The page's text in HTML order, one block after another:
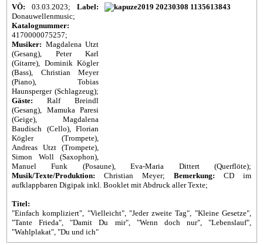
VÖ: 03.03.2023; Label:
Donauwellenmusic;
Katalognummer:
4170000075257;
Musiker: Magdalena Utzt
(Gesang), Peter Karl
(Gitarre), Dominik Kögler
(Bass), Christian Meyer
(Piano), Tobias
Haunsperger (Schlagzeug);
Gäste: Ralf Breindl
(Gesang), Mamuka Paresi
(Geige), Magdalena
Baudisch (Cello), Florian
Kögler (Trompete),
Andreas Utzt (Trompete),
Simon Woll (Saxophon),
Manuel Funk (Posaune), Eva-Maria Dittert (Querflöte);
Musik/Texte/Produktion: Christian Meyer; Bemerkung: CD im
aufklappbaren Digipak inkl. Booklet mit Abdruck aller Texte;
Titel:
"Einfach kompliziert", "Vielleicht", "Jeder zweite Tag", "Kleine Gesetze",
"Tante Frieda", "Damit Du mir", "Wenn doch nur", "Lebenslauf",
"Wahlplakat", "Du und ich"